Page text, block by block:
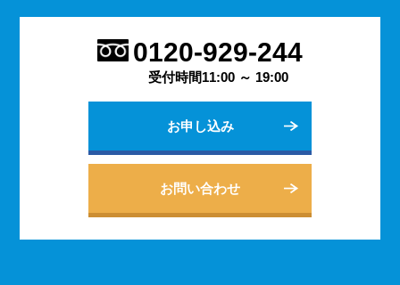
してだけでなく出退勤やスケジュールの管理などにも活躍
します。 会社は人の出入りもありますので、通常のスマ
ホのように1台1台契約するよりも、まとめてレンタルする
方がよりお得に利用できます。 会社用のレンタルスマホ
個人でのご利用から法人向けの複数台のご利用まで、お客
様の用途に合わせた様々な利用方法を提案できるデッセの
0120-929-244
受付時間11:00 ～ 19:00
お申し込み
お問い合わせ